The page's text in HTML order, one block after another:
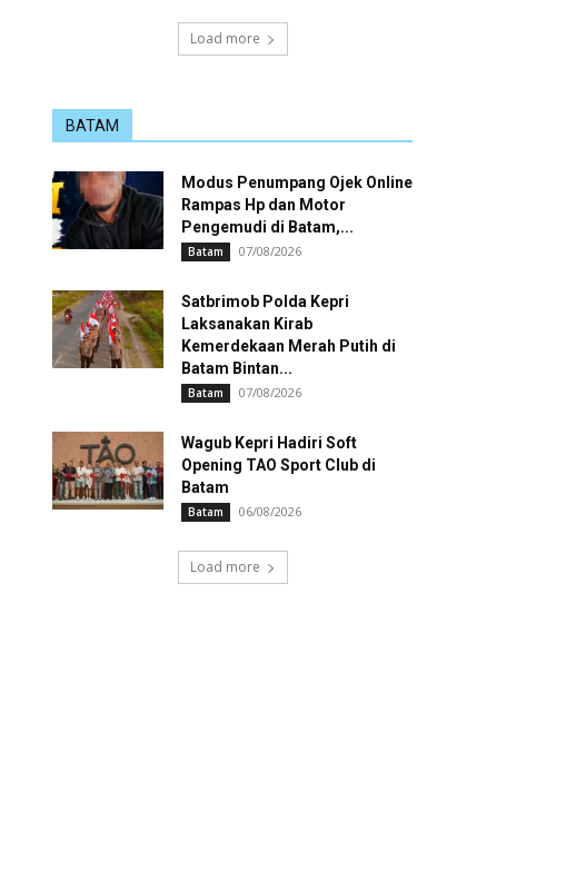
Load more
BATAM
Modus Penumpang Ojek Online
Rampas Hp dan Motor
Pengemudi di Batam,...
Batam 07/08/2026
Satbrimob Polda Kepri
Laksanakan Kirab
Kemerdekaan Merah Putih di
Batam Bintan...
Batam 07/08/2026
Wagub Kepri Hadiri Soft
Opening TAO Sport Club di
Batam
Batam 06/08/2026
Load more